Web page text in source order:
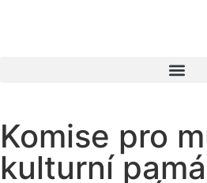
Komise pro
kulturní